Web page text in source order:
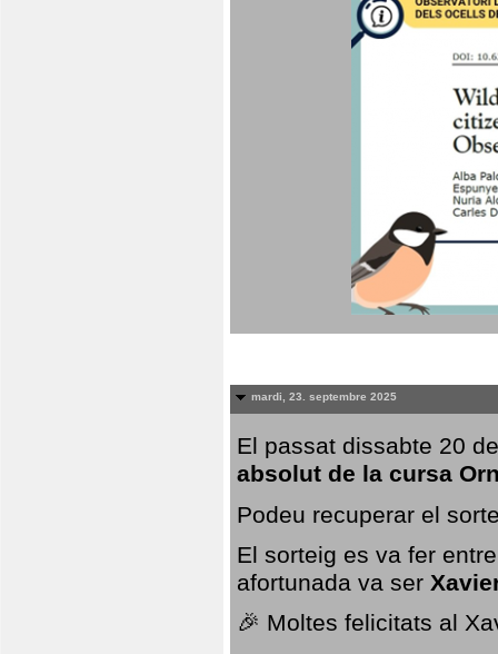
mardi, 23. septembre 2025
El passat dissabte 20
absolut de la cursa
Podeu recuperar el
El sorteig es va fer
afortunada va ser
🎉 Moltes felicitats al